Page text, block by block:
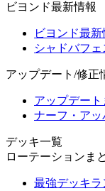
ビヨンド最新情報
ビヨンド最
シャドバフ
アップデート/修正
アップデート
ナーフ・ア
デッキ一覧
ローテーションま
最強デッキラ